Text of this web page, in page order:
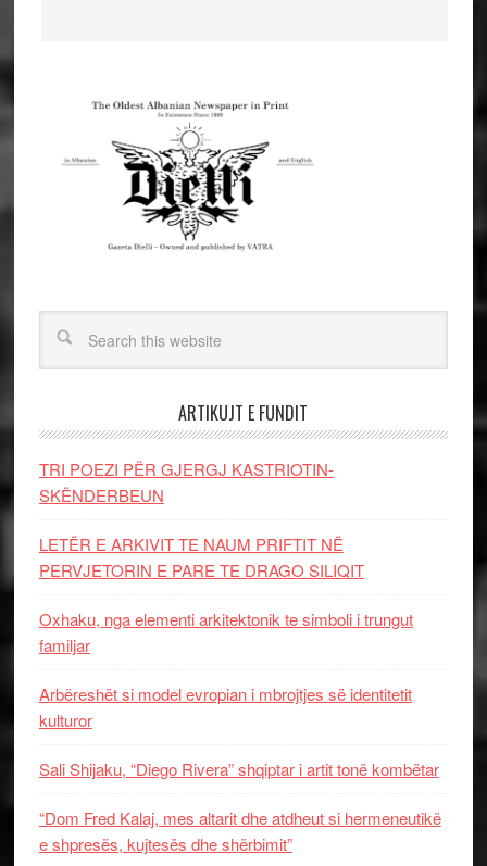
ARTIKUJT E FUNDIT
TRI POEZI PËR GJERGJ KASTRIOTIN-
SKËNDERBEUN
LETËR E ARKIVIT TE NAUM PRIFTIT NË
PERVJETORIN E PARE TE DRAGO SILIQIT
Oxhaku, nga elementi arkitektonik te simboli i trungut
familjar
Arbëreshët si model evropian i mbrojtjes së identitetit
kulturor
Sali Shijaku, “Diego Rivera” shqiptar i artit tonë kombëtar
“Dom Fred Kalaj, mes altarit dhe atdheut si hermeneutikë
e shpresës, kujtesës dhe shërbimit”